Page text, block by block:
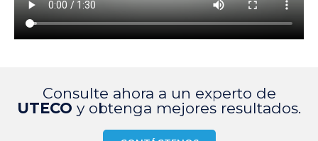
Consulte ahora a un experto de
UTECO y obtenga mejores resultados.